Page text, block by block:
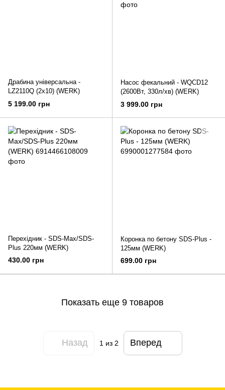
Драбина універсальна -
LZ2110Q (2х10) (WERK)
5 199.00 грн
Насос фекальний - WQСD12
(2600Вт, 330л/хв) (WERK)
3 999.00 грн
Перехідник - SDS-Max/SDS-
Plus 220мм (WERK)
430.00 грн
Коронка по бетону SDS-Plus -
125мм (WERK)
699.00 грн
Показать еще 9 товаров
Назад 1 из 2 Вперед